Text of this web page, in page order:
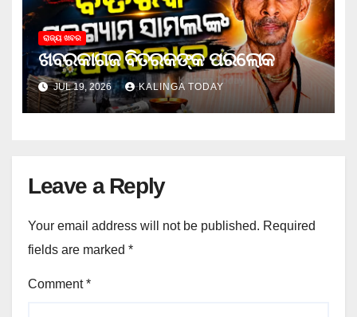
ରାଜ୍ୟ ଖବର
ଖବରକାଗଜ ବିତରକଙ୍କ ପରଲୋକ
JUL 19, 2026 KALINGA TODAY
Leave a Reply
Your email address will not be published. Required
fields are marked *
Comment*